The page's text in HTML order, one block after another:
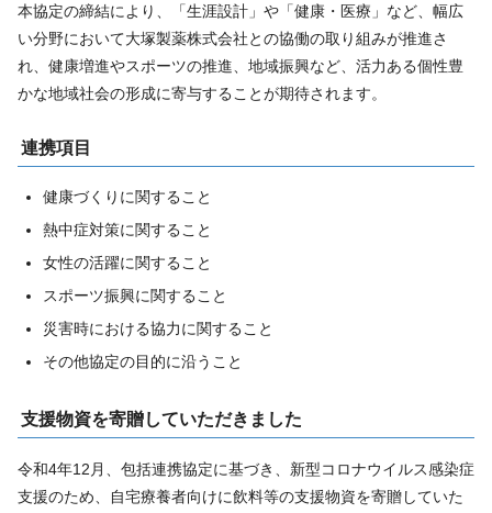
本協定の締結により、「生涯設計」や「健康・医療」など、幅広
い分野において大塚製薬株式会社との協働の取り組みが推進さ
れ、健康増進やスポーツの推進、地域振興など、活力ある個性豊
かな地域社会の形成に寄与することが期待されます。
連携項目
健康づくりに関すること
熱中症対策に関すること
女性の活躍に関すること
スポーツ振興に関すること
災害時における協力に関すること
その他協定の目的に沿うこと
支援物資を寄贈していただきました
令和4年12月、包括連携協定に基づき、新型コロナウイルス感染症
支援のため、自宅療養者向けに飲料等の支援物資を寄贈していた